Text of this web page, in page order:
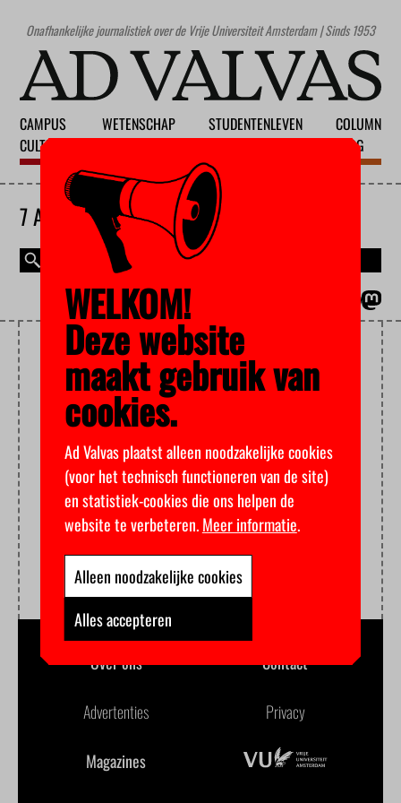
Onafhankelijke journalistiek over de Vrije Universiteit Amsterdam | Sinds 1953
CAMPUS
CULTUUR
WETENSCHAP
STUDENTENLEVEN
COLUMN
BLOG
7 AUGUSTUS 2026
BORIS DITTRICH
Over ons Contact
Advertenties Privacy
Magazines
WELKOM!
Deze website
maakt gebruik van
cookies.
Ad Valvas plaatst alleen noodzakelijke cookies
(voor het technisch functioneren van de site)
en statistiek-cookies die ons helpen de
website te verbeteren.Meer informatie.
Alleen noodzakelijke cookies
Alles accepteren